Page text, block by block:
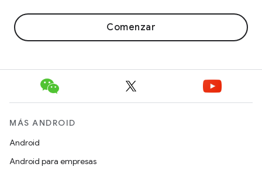
Comenzar
MÁS ANDROID
Android
Android para empresas